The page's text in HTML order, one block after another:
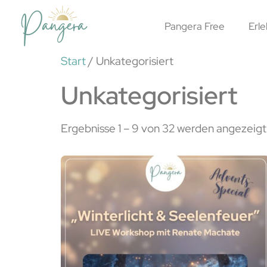
Pangera Free
Start/ Unkategorisiert
Unkategorisiert
Ergebnisse 1 – 9 von 32 werden angezeigt